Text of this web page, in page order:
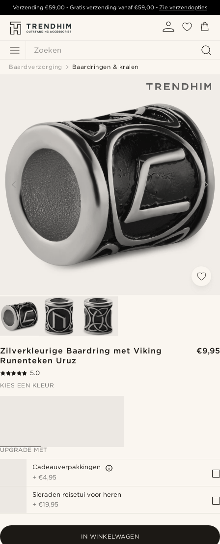
Zoeken
Verzending€59,00 - Gratis verzending vanaf €59,00- Zie verzendopties
Baardverzorging Baardringen & kralen
Zilverkleurige Baardring met Viking
Runenteken Uruz
€9,95
5.0
KIES EEN KLEUR
UPGRADE MET
Cadeauverpakkingen
+€4,95
Sieraden reisetui voor heren
+€19,95
IN WINKELWAGEN